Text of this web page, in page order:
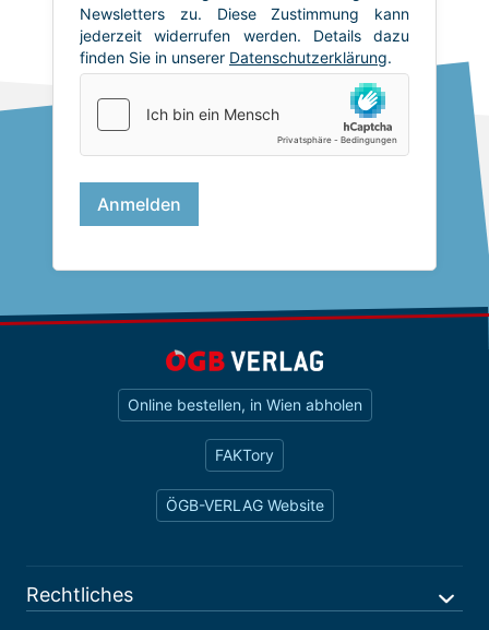
Online bestellen, in Wien abholen
FAKTory
ÖGB-VERLAG Website
Rechtliches